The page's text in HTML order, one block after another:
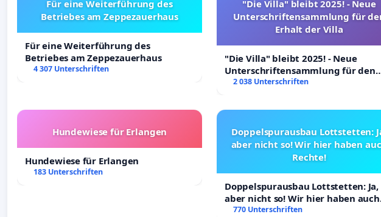
Für eine Weiterführung des
Betriebes am Zeppezauerhaus
Für eine Weiterführung des
Betriebes am Zeppezauerhaus
4 307 Unterschriften
"Die Villa" bleibt 2025! - Neue
Unterschriftensammlung für
Erhalt der Villa
"Die Villa" bleibt 2025! - Neue
Unterschriftensammlung für den
Erhalt der Villa
2 038 Unterschriften
Hundewiese für Erlangen
Hundewiese für Erlangen
183 Unterschriften
Doppelspurausbau Lottstetten:
aber nicht so! Wir hier haben
Rechte!
Doppelspurausbau Lottstetten: Ja,
aber nicht so! Wir hier haben auch
Rechte!
770 Unterschriften